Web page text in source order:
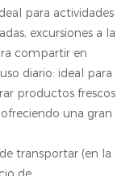
para actividades
excursiones a la
compartir en
diario: ideal para
productos frescos
una gran
transportar (en la
de